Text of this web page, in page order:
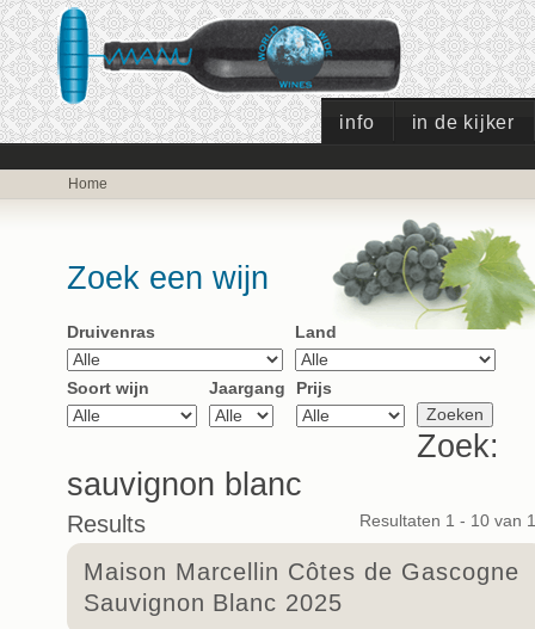
info in de kijker
Home
Zoek een wijn
Druivenras Land
Soort wijn Jaargang Prijs
Zoek:
sauvignon blanc
Resultaten 1 - 10 van
Results
Maison Marcellin Côtes de Gascogne
Sauvignon Blanc 2025